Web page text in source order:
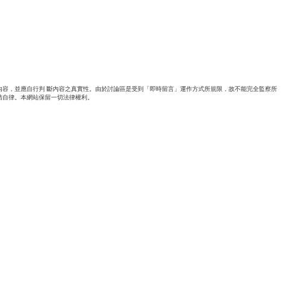
，並應自行判 斷內容之真實性。由於討論區是受到「即時留言」運作方式所規限，故不能完全監察所
律。本網站保留一切法律權利。